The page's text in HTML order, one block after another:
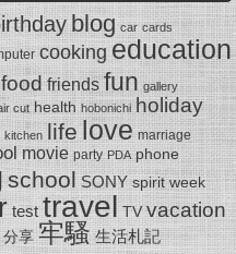
blog car cards
cooking education
food friends fun gallery
cut health hobonichi holiday
kitchen life love marriage
movie party PDA phone
school SONY spirit week
test travel TV vacation
分享 牢騷 生活札記